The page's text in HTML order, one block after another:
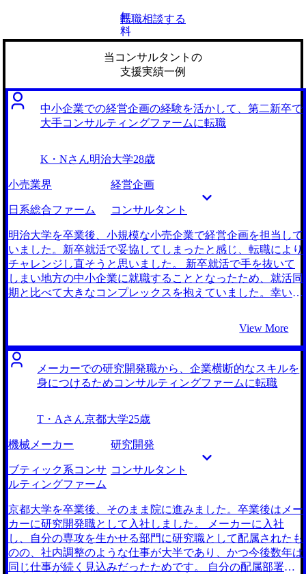
無
料
転職相談する
当コンサルタントの
支援実績一例
中小企業での経営企画の経験を活かして、第二新卒で
大手コンサルティングファームに転職
K・Nさん明治大学28歳
小売業界 経営企画
日系総合ファーム コンサルタント
明治大学を卒業後、小規模な小売企業で経営企画を担当して
いました。新卒就活で妥協してしまったと感じ、転職により
チャレンジし直そうと思いました。 新卒就活で手を抜いて
しまい地方の中小企業に就職することとなったため、就活同
期と比べて大きなコンプレックスを抱えていました。幸い前
職はきちんと成果が出せる環境が整っており、ある程度自分
の能力にも自信を持ててきた時期だったので、絶好の機会だ
ったと思います。 自身のコンプレックスを払拭したかった
ため、新卒就活時に上位層の学生の多くが就職した大手有名
の経歴（トヨタ、FR、EY）がまさに私が歩みたかったよう
なキャリアであったため依頼しました。若干コンプレックス
がくすぐられる気持ちもありましたが、実際に転職活動にお
いて成功した方からアドバイスをしていただきたいと思いま
した。 実際に大河内さんとお話ししてみて、頭が良いのは
でいることに納得しました。お話ししていく中で、大河内さ
んのような女性になりたいという、私自身のロールモデルに
もなる方で、転職活動以外にも沢山相談させていただきまし
た。 ずっと現職の社格でコンプレックスを持っていました
が、客観的にはそれなりに良い経験ができており、転職市場
View More
メーカーでの研究開発職から、企業横断的なスキルを
身につけるためコンサルティングファームに転職
T・Aさん京都大学25歳
機械メーカー 研究開発
ブティック系コンサ
ルティングファーム
コンサルタント
京都大学を卒業後、そのまま院に進みました。卒業後はメー
カーに研究開発職として入社しました。 メーカーに入社
し、自分の専攻を生かせる部門に研究職として配属されたも
のの、社内調整のような仕事が大半であり、かつ今後数年は
同じ仕事が続く見込みだったためです。 自分の配属部署の